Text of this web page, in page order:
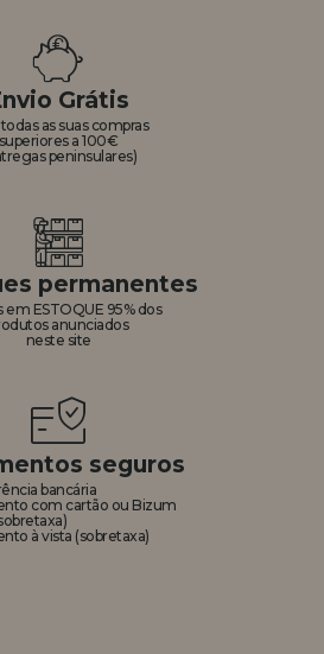
Grátis
as suas compras
superiores a 100€
peninsulares)
permanentes
em ESTOQUE 95% dos
anunciados
neste site
seguros
bancária
com cartão ou Bizum
à vista (sobretaxa)